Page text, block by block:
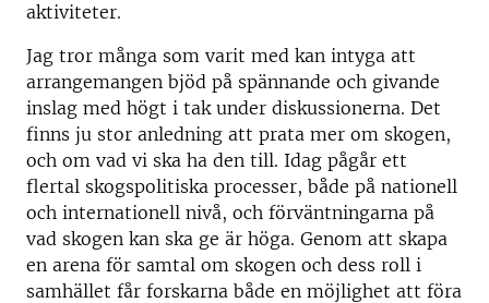
aktiviteter.
Jag tror många som varit med kan intyga att
arrangemangen bjöd på spännande och givande
inslag med högt i tak under diskussionerna. Det
finns ju stor anledning att prata mer om skogen,
och om vad vi ska ha den till. Idag pågår ett
flertal skogspolitiska processer, både på nationell
och internationell nivå, och förväntningarna på
vad skogen kan ska ge är höga. Genom att skapa
en arena för samtal om skogen och dess roll i
samhället får forskarna både en möjlighet att föra